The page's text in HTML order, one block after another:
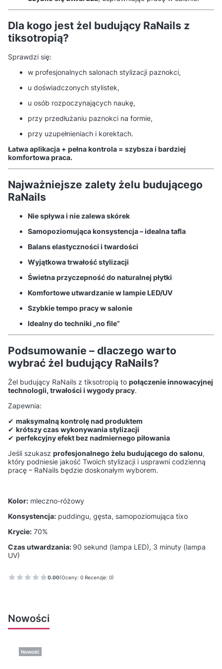
Dla kogo jest żel budujący RaNails z
tiksotropią?
Sprawdzi się:
w profesjonalnych salonach stylizacji paznokci,
u doświadczonych stylistek,
u osób rozpoczynających naukę,
przy przedłużaniu paznokci na formie,
przy uzupełnieniach i korektach.
Łatwa aplikacja + pełna kontrola = szybsza i bardziej
komfortowa praca.
Najważniejsze zalety żelu budującego
RaNails
Nie spływa i nie zalewa skórek
Samopoziomująca konsystencja – idealna tafla
Balans elastyczności i twardości
Wyjątkowa trwałość stylizacji
Świetna przyczepność do naturalnej płytki
Komfortowe utwardzanie w lampie LED/UV
Szybkie tempo pracy w salonie
Idealny do techniki „no file”
Podsumowanie – dlaczego warto
wybrać żel budujący RaNails?
Żel budujący RaNails z tiksotropią to połączenie innowacyjnej
technologii, trwałości i wygody pracy.
Zapewnia:
✔ maksymalną kontrolę nad produktem
✔ krótszy czas wykonywania stylizacji
✔ perfekcyjny efekt bez nadmiernego piłowania
Jeśli szukasz profesjonalnego żelu budującego do salonu,
który podniesie jakość Twoich stylizacji i usprawni codzienną
pracę – RaNails będzie doskonałym wyborem.
Kolor: mleczno-różowy
Konsystencja: puddingu, gęsta, samopoziomująca tixo
Krycie: 70%
Czas utwardzania: 90 sekund (lampa LED), 3 minuty (lampa
UV)
0.00(Oceny: 0 Recenzje: 0)
Nowości
Nowość